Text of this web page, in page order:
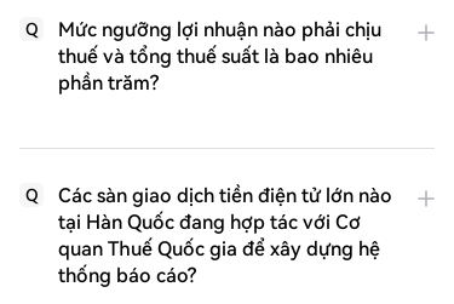
Q
Mức ngưỡng lợi nhuận nào phải chịu
thuế và tổng thuế suất là bao nhiêu
phần trăm?
Q
Các sàn giao dịch tiền điện tử lớn nào
tại Hàn Quốc đang hợp tác với Cơ
quan Thuế Quốc gia để xây dựng hệ
thống báo cáo?